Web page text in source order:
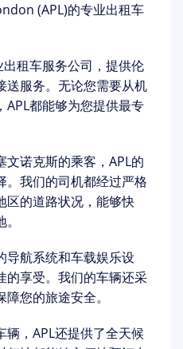
(APL)的专业出租车
租车服务公司，提供伦
送服务。无论您需要从机
APL都能够为您提供最专
诺克斯的乘客，APL的
。我们的司机都经过严格
区的道路状况，能够快
导航系统和车载娱乐设
的享受。我们的车辆还采
您的旅途安全。
辆，APL还提供了全天候